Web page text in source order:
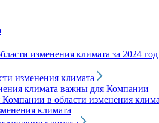
изменения климата за 2024 год
изменения климата
климата важны для Компании
в области изменения
климата